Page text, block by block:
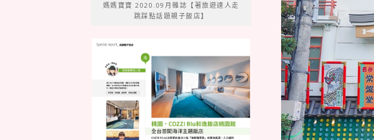
媽媽寶寶 2020.09月雜誌【著旅遊達人走
跳踩點話題親子飯店】